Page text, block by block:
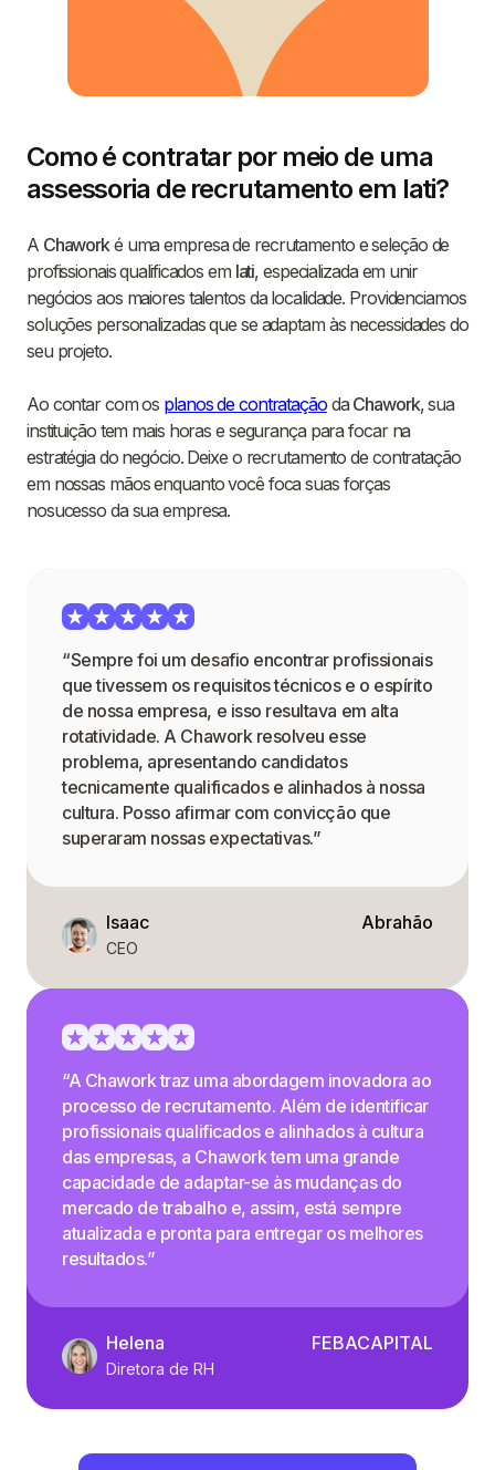
Como é contratar por meio de uma
assessoria de recrutamento em Iati?
A Chaworké uma empresa de recrutamento e seleção de
profissionais qualificados em Iati, especializada em unir
negócios aos maiores talentos da localidade. Providenciamos
soluções personalizadas que se adaptam às necessidades do
seu projeto.
Ao contar com os planos de contrataçãoda Chawork, sua
instituição tem mais horas e segurança para focar na
estratégia do negócio. Deixe o recrutamento de contratação
em nossas mãos enquanto você foca suas forças
nosucesso da sua empresa.
“Sempre foi um desafio encontrar profissionais
que tivessem os requisitos técnicos e o espírito
de nossa empresa, e isso resultava em alta
rotatividade. A Chawork resolveu esse
problema, apresentando candidatos
tecnicamente qualificados e alinhados à nossa
cultura. Posso afirmar com convicção que
superaram nossas expectativas.”
Isaac
CEO
Abrahão
“A Chawork traz uma abordagem inovadora ao
processo de recrutamento. Além de identificar
profissionais qualificados e alinhados à cultura
das empresas, a Chawork tem uma grande
capacidade de adaptar-se às mudanças do
mercado de trabalho e, assim, está sempre
atualizada e pronta para entregar os melhores
resultados.”
Helena
Diretora de RH
FEBACAPITAL